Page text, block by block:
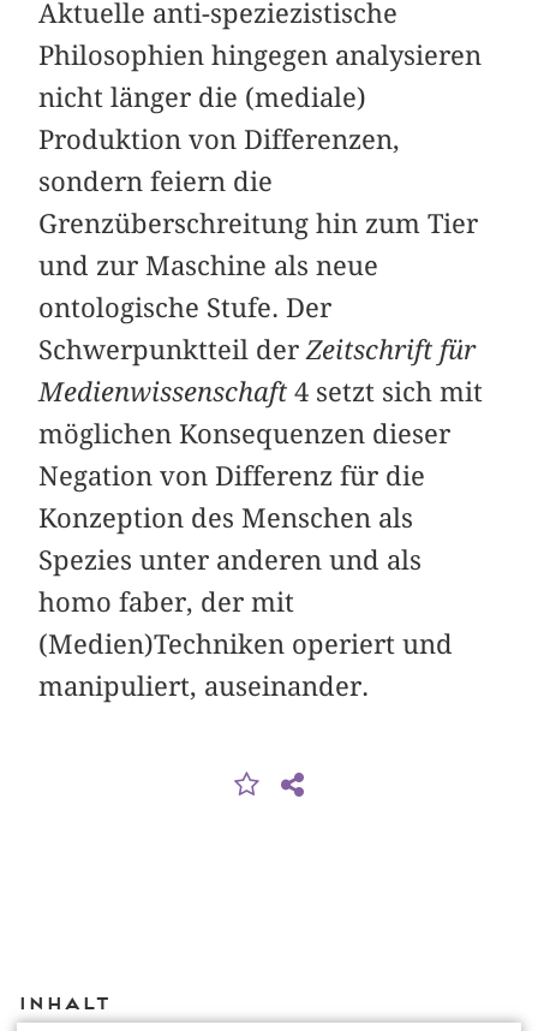
Aktuelle anti-speziezistische
Philosophien hingegen analysieren
nicht länger die (mediale)
Produktion von Differenzen,
sondern feiern die
Grenzüberschreitung hin zum Tier
und zur Maschine als neue
ontologische Stufe. Der
Schwerpunktteil derZeitschrift für
Medienwissenschaft 4 setzt sich mit
möglichen Konsequenzen dieser
Negation von Differenz für die
Konzeption des Menschen als
Spezies unter anderen und als
homo faber, der mit
(Medien)Techniken operiert und
manipuliert, auseinander.
Inhalt